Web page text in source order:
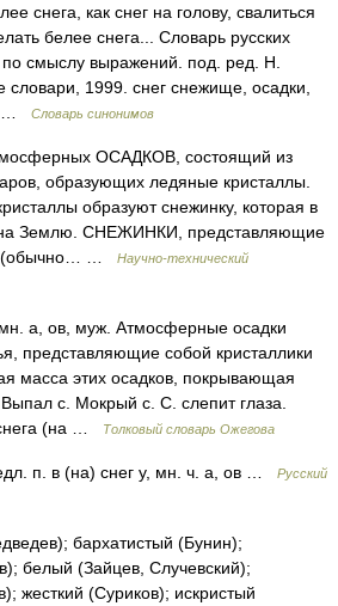
снега, как снег на голову, свалиться
белее снега... Словарь русских
смыслу выражений. под. ред. Н.
1999. снег снежище, осадки,
…
Словарь синонимов
ОСАДКОВ, состоящий из
образующих ледяные кристаллы.
образуют снежинку, которая в
на Землю. СНЕЖИНКИ, представляющие
(обычно… …
Научно-технический
а, ов, муж. Атмосферные осадки
представляющие собой кристаллики
масса этих осадков, покрывающая
с. Мокрый с. С. слепит глаза.
(на …
Толковый словарь Ожегова
п. в (на) снег у, мн. ч. а, ов …
Русский
бархатистый (Бунин);
белый (Зайцев, Случевский);
жесткий (Суриков); искристый